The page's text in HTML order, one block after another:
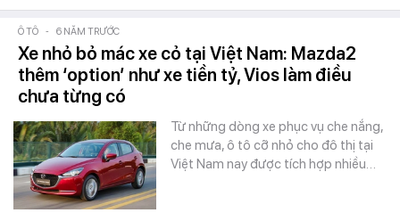
Ô TÔ - 6 NĂM TRƯỚC
Xe nhỏ bỏ mác xe cỏ tại Việt Nam: Mazda2
thêm ‘option’ như xe tiền tỷ, Vios làm điều
chưa từng có
Từ những dòng xe phục vụ che nắng,
che mưa, ô tô cỡ nhỏ cho đô thị tại
Việt Nam nay được tích hợp nhiều…